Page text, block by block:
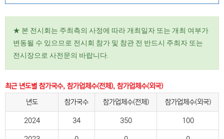
★ 본 전시회는 주최측의 사정에 따라 개최일자 또는 개최 여부가
변동될 수 있으므로 전시회 참가 및 참관 전 반드시 주최자 또는
전시장으로 사전문의 바랍니다.
최근 년도별 참가국수, 참가업체수(전체), 참가업체수(외국)
년도
참가국수 참가업체수(전체) 참가업체수(외국)
2024 34 350 100